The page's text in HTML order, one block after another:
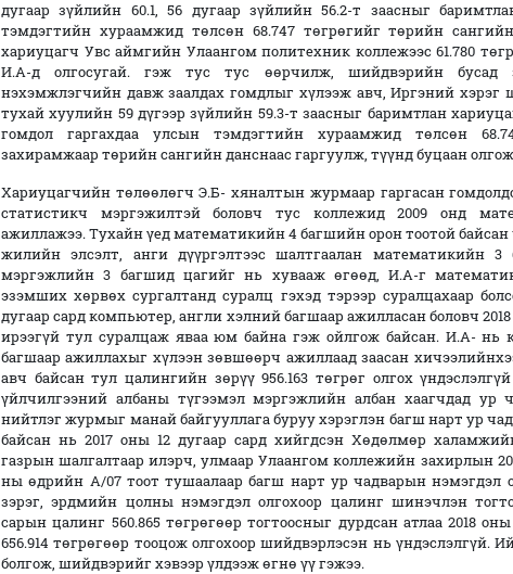
дугаар зүйлийн 60.1, 56 дугаар зүйлийн 56.2-т заасныг
тэмдэгтийн хураамжид төлсөн 68.747 төгрөгийг төрийн
хариуцагч Увс аймгийн Улаангом политехник коллежээс 61.780
И.А-д олгосугай. гэж тус тус өөрчилж, шийдвэрийн бусад
нэхэмжлэгчийн давж заалдах гомдлыг хүлээж авч, Иргэний хэрэг
тухай хуулийн 59 дүгээр зүйлийн 59.3-т заасныг баримтлан
гомдол гаргахдаа улсын тэмдэгтийн хураамжид төлсөн
захирамжаар төрийн сангийн данснаас гаргуулж, түүнд буцаан
Хариуцагчийн төлөөлөгч Э.Б- хяналтын журмаар гаргасан
статистикч мэргэжилтэй боловч тус коллежид 2009 онд
ажиллажээ. Тухайн үед математикийн 4 багшийн орон тоотой байсан
жилийн элсэлт, анги дүүргэлтээс шалтгаалан математикийн 3
мэргэжлийн 3 багшид цагийг нь хувааж өгөөд, И.А-г
эзэмших хөрвөх сургалтанд суралц гэхэд тэрээр суралцахаар
дугаар сард компьютер, англи хэлний багшаар ажилласан боловч
ирээгүй тул суралцаж яваа юм байна гэж ойлгож байсан. И.А- нь
багшаар ажиллахыг хүлээн зөвшөөрч ажиллаад заасан
авч байсан тул цалингийн зөрүү 956.163 төгрөг олгох
үйлчилгээний албаны түгээмэл мэргэжлийн албан хаагчдад ур
нийтлэг журмыг манай байгууллага буруу хэрэглэн багш нарт ур
байсан нь 2017 оны 12 дугаар сард хийгдсэн Хөдөлмөр
газрын шалгалтаар илэрч, улмаар Улаангом коллежийн захирлын
ны өдрийн А/07 тоот тушаалаар багш нарт ур чадварын нэмэгдэл
зэрэг, эрдмийн цолны нэмэгдэл олгохоор цалинг шинэчлэн
сарын цалинг 560.865 төгрөгөөр тогтоосныг дурдсан атлаа 2018
656.914 төгрөгөөр тооцож олгохоор шийдвэрлэсэн нь үндэслэлгүй.
болгож, шийдвэрийг хэвээр үлдээж өгнө үү гэжээ.